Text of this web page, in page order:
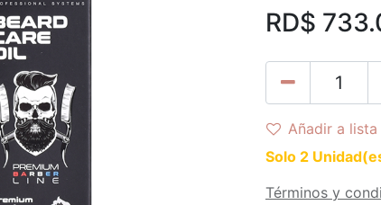
RD$
Añadir a
Solo 2
Términos y